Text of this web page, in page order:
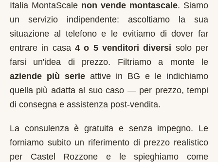
Italia MontaScale non vende montascale. Siamo
un servizio indipendente: ascoltiamo la sua
situazione al telefono e le evitiamo di dover far
entrare in casa 4 o 5 venditori diversi solo per
farsi un'idea di prezzo. Filtriamo a monte le
aziende più serie attive in BG e le indichiamo
quella più adatta al suo caso — per prezzo, tempi
di consegna e assistenza post-vendita.
La consulenza è gratuita e senza impegno. Le
forniamo subito un riferimento di prezzo realistico
per Castel Rozzone e le spieghiamo come